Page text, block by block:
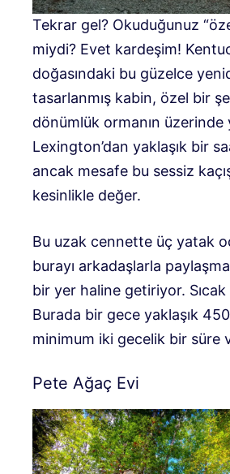
Tekrar gel? Okuduğunuz
miydi? Evet kardeşim!
doğasındaki bu güzelce
tasarlanmış kabin, özel bir
dönümlük ormanın üzerinde
Lexington’dan yaklaşık bir
ancak mesafe bu sessiz
kesinlikle değer.
Bu uzak cennette üç yatak
burayı arkadaşlarla
bir yer haline getiriyor.
Burada bir gece yaklaşık
minimum iki gecelik bir süre
Pete Ağaç Evi